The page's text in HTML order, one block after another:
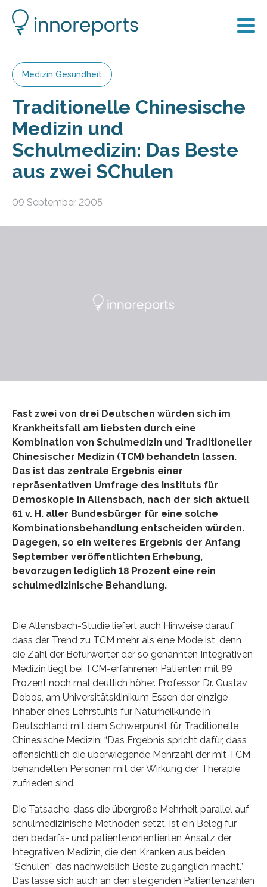
Medizin Gesundheit
Traditionelle Chinesische
Medizin und
Schulmedizin: Das Beste
aus zwei SChulen
09 September 2005
Fast zwei von drei Deutschen würden sich im
Krankheitsfall am liebsten durch eine
Kombination von Schulmedizin und Traditioneller
Chinesischer Medizin (TCM) behandeln lassen.
Das ist das zentrale Ergebnis einer
repräsentativen Umfrage des Instituts für
Demoskopie in Allensbach, nach der sich aktuell
61 v. H. aller Bundesbürger für eine solche
Kombinationsbehandlung entscheiden würden.
Dagegen, so ein weiteres Ergebnis der Anfang
September veröffentlichten Erhebung,
bevorzugen lediglich 18 Prozent eine rein
schulmedizinische Behandlung.
Die Allensbach-Studie liefert auch Hinweise darauf,
dass der Trend zu TCM mehr als eine Mode ist, denn
die Zahl der Befürworter der so genannten Integrativen
Medizin liegt bei TCM-erfahrenen Patienten mit 89
Prozent noch mal deutlich höher. Professor Dr. Gustav
Dobos, am Universitätsklinikum Essen der einzige
Inhaber eines Lehrstuhls für Naturheilkunde in
Deutschland mit dem Schwerpunkt für Traditionelle
Chinesische Medizin: “Das Ergebnis spricht dafür, dass
offensichtlich die überwiegende Mehrzahl der mit TCM
behandelten Personen mit der Wirkung der Therapie
zufrieden sind.
Die Tatsache, dass die übergroße Mehrheit parallel auf
schulmedizinische Methoden setzt, ist ein Beleg für
den bedarfs- und patientenorientierten Ansatz der
Integrativen Medizin, die den Kranken aus beiden
“Schulen” das nachweislich Beste zugänglich macht.”
Das lasse sich auch an den steigenden Patientenzahlen